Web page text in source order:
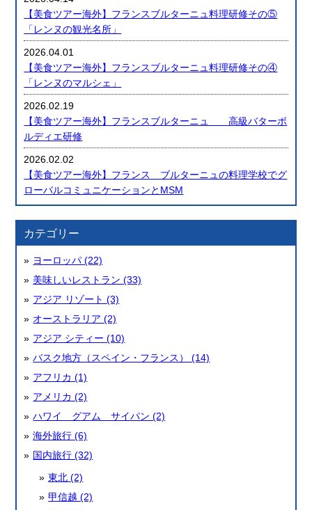
【美食ツアー海外】フランスブルターニュ料理研修その⑤
「レンヌの観光名所」
2026.04.01
【美食ツアー海外】フランスブルターニュ料理研修その④
「レンヌのマルシェ」
2026.02.19
【美食ツアー海外】フランスブルターニュ 高級バターボ
ルディエ研修
2026.02.02
【美食ツアー海外】フランス ブルターニュの料理学校でグ
ローバルコミュニケーションとMSM
カテゴリー
ヨーロッパ (22)
美味しいレストラン (33)
アジア リゾート (3)
オーストラリア (2)
アジア シティー (10)
バスク地方（スペイン・フランス） (14)
アフリカ (1)
アメリカ (2)
ハワイ グアム サイパン (2)
海外旅行 (6)
国内旅行 (32)
東北 (2)
甲信越 (2)